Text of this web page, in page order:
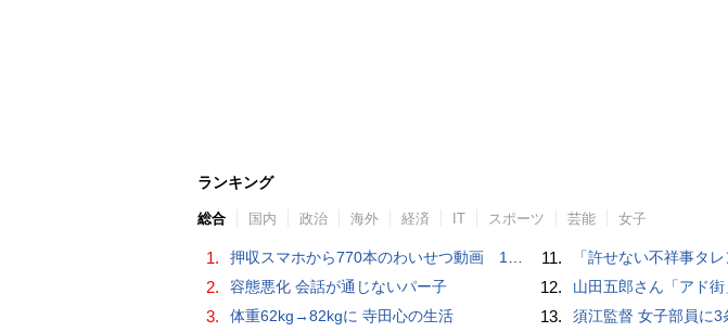
ランキング
総合 国内 政治 海外 経済 IT スポーツ 芸能 女子
1. 押収スマホから770本のわいせつ動画 15歳少女に酒と薬飲ませ性的暴行か 54歳男を再逮捕 「薬もありますよ」とSNSで誘い出し
2. 容態悪化 会話が通じないパー子
3. 体重62kg→82kgに 寺田心の生活
11. 「許せない不祥事タ
12. 山田五郎さん「アド
13. 須江監督 女子部員に3